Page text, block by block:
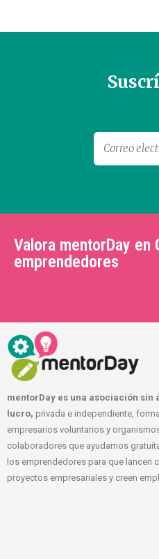
Valora mentorDay en
emprendedores
mentorDay es una asociación sin
lucro, privada e independiente,
empresarios voluntarios y
colaboradores que ayudamos
los emprendedores para que lancen
proyectos empresariales y creen